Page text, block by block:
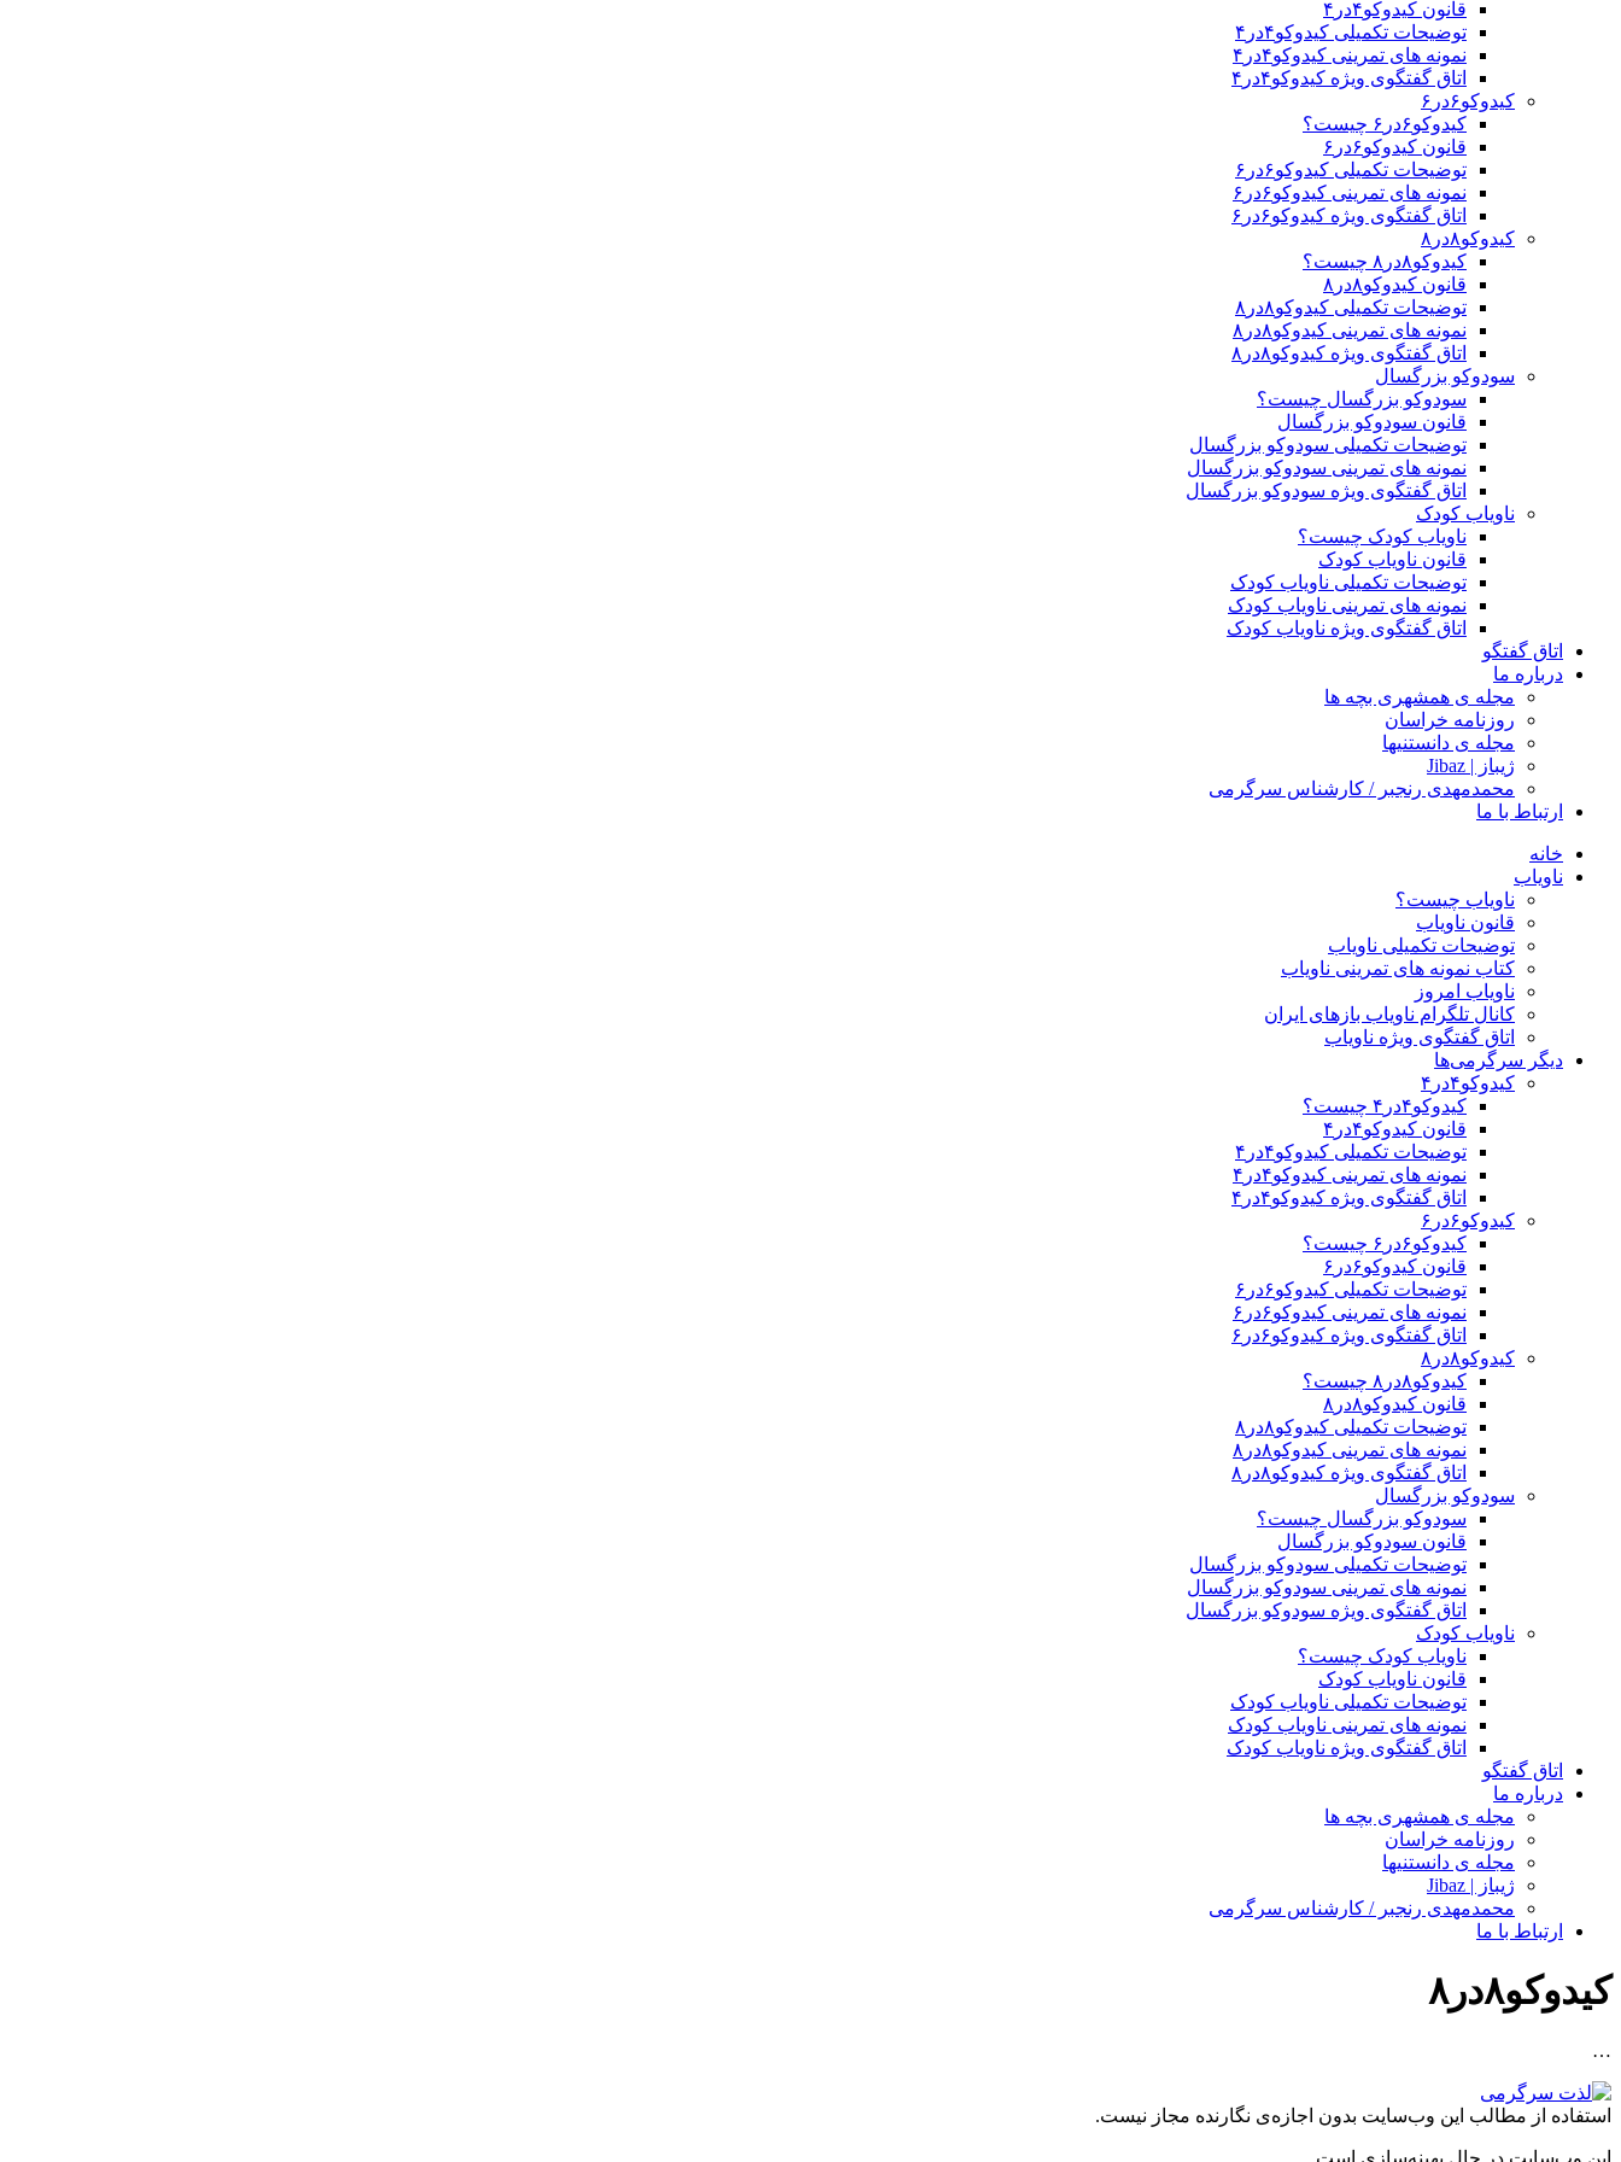
قانون کیدوکو۴در۴
توضیحات تکمیلی کیدوکو۴در۴
نمونه های تمرینی کیدوکو۴در۴
اتاق گفتگوی ویژه کیدوکو۴در۴
کیدوکو۶در۶
کیدوکو۶در۶ چیست؟
قانون کیدوکو۶در۶
توضیحات تکمیلی کیدوکو۶در۶
نمونه های تمرینی کیدوکو۶در۶
اتاق گفتگوی ویژه کیدوکو۶در۶
کیدوکو۸در۸
کیدوکو۸در۸ چیست؟
قانون کیدوکو۸در۸
توضیحات تکمیلی کیدوکو۸در۸
نمونه های تمرینی کیدوکو۸در۸
اتاق گفتگوی ویژه کیدوکو۸در۸
سودوکو بزرگسال
سودوکو بزرگسال چیست؟
قانون سودوکو بزرگسال
توضیحات تکمیلی سودوکو بزرگسال
نمونه های تمرینی سودوکو بزرگسال
اتاق گفتگوی ویژه سودوکو بزرگسال
ناویاب کودک
ناویاب کودک چیست؟
قانون ناویاب کودک
توضیحات تکمیلی ناویاب کودک
نمونه های تمرینی ناویاب کودک
اتاق گفتگوی ویژه ناویاب کودک
اتاق گفتگو
درباره ما
مجله ی همشهری بچه ها
روزنامه خراسان
مجله ی دانستنیها
ژیباز | Jibaz
محمدمهدی رنجبر / کارشناس سرگرمی
ارتباط با ما
خانه
ناویاب
ناویاب چیست؟
قانون ناویاب
توضیحات تکمیلی ناویاب
کتاب نمونه های تمرینی ناویاب
ناویاب امروز
کانال تلگرام ناویاب بازهای ایران
اتاق گفتگوی ویژه ناویاب
دیگر سرگرمی‌ها
کیدوکو۴در۴
کیدوکو۴در۴ چیست؟
قانون کیدوکو۴در۴
توضیحات تکمیلی کیدوکو۴در۴
نمونه های تمرینی کیدوکو۴در۴
اتاق گفتگوی ویژه کیدوکو۴در۴
کیدوکو۶در۶
کیدوکو۶در۶ چیست؟
قانون کیدوکو۶در۶
توضیحات تکمیلی کیدوکو۶در۶
نمونه های تمرینی کیدوکو۶در۶
اتاق گفتگوی ویژه کیدوکو۶در۶
کیدوکو۸در۸
کیدوکو۸در۸ چیست؟
قانون کیدوکو۸در۸
توضیحات تکمیلی کیدوکو۸در۸
نمونه های تمرینی کیدوکو۸در۸
اتاق گفتگوی ویژه کیدوکو۸در۸
سودوکو بزرگسال
سودوکو بزرگسال چیست؟
قانون سودوکو بزرگسال
توضیحات تکمیلی سودوکو بزرگسال
نمونه های تمرینی سودوکو بزرگسال
اتاق گفتگوی ویژه سودوکو بزرگسال
ناویاب کودک
ناویاب کودک چیست؟
قانون ناویاب کودک
توضیحات تکمیلی ناویاب کودک
نمونه های تمرینی ناویاب کودک
اتاق گفتگوی ویژه ناویاب کودک
اتاق گفتگو
درباره ما
مجله ی همشهری بچه ها
روزنامه خراسان
مجله ی دانستنیها
ژیباز | Jibaz
محمدمهدی رنجبر / کارشناس سرگرمی
ارتباط با ما
کیدوکو۸در۸
…
استفاده از مطالب این وب‌سایت بدون اجازه‌ی نگارنده مجاز نیست.
این وب‌سایت در حال بهینه‌سازی است.